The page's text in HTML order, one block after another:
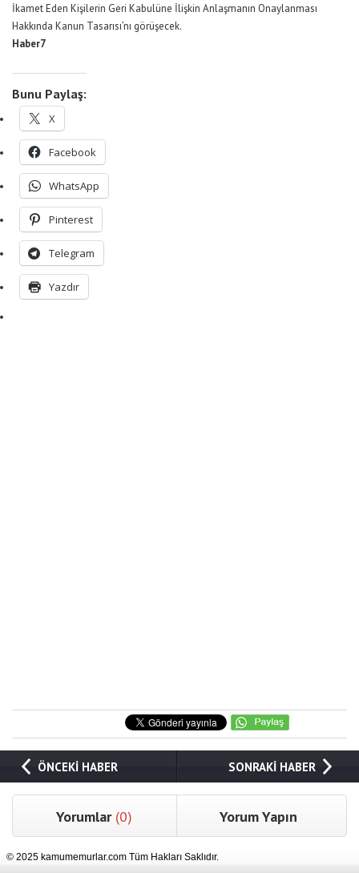
İkamet Eden Kişilerin Geri Kabulüne İlişkin Anlaşmanın Onaylanması
Hakkında Kanun Tasarısı’nı görüşecek.
Haber7
Bunu Paylaş:
X
Facebook
WhatsApp
Pinterest
Telegram
Yazdır
ÖNCEKİ HABER SONRAKİ HABER
Yorumlar (0) Yorum Yapın
© 2025 kamumemurlar.com Tüm Hakları Saklıdır.